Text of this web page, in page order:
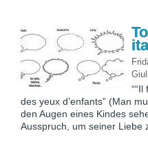
des yeux d’enfants” (Man
den Augen eines Kindes
Ausspruch, um seiner Liebe